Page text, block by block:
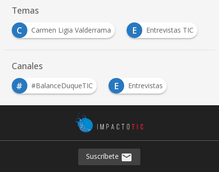
Temas
C
Carmen Ligia Valderrama E Entrevistas TIC
Canales
#
#BalanceDuqueTIC E
Entrevistas
Suscríbete